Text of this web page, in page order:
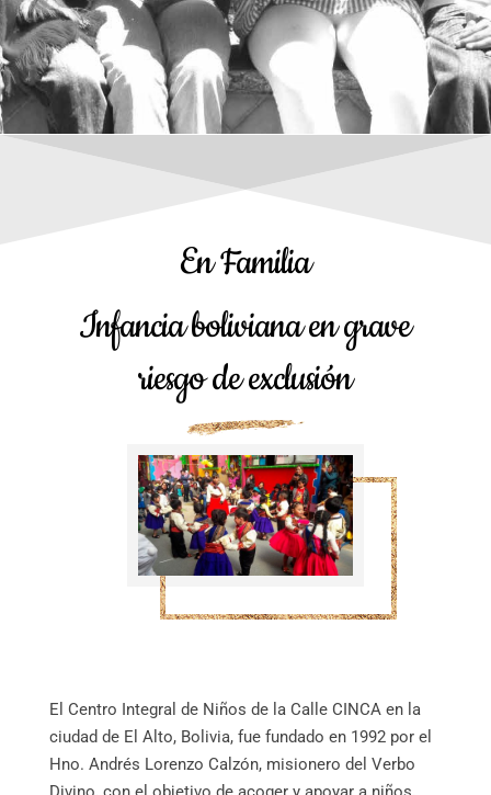
En Familia
Infancia boliviana en grave
riesgo de exclusión
El Centro Integral de Niños de la Calle CINCA en la
ciudad de El Alto, Bolivia, fue fundado en 1992 por el
Hno. Andrés Lorenzo Calzón, misionero del Verbo